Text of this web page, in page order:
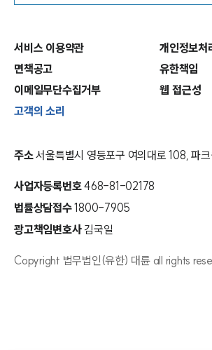
서비스 이용약관
개인정보처
면책공고
유한책임
이메일무단수집거부
웹 접근성
고객의 소리
주소서울특별시 영등포구 여의대로 108, 파
사업자등록번호468-81-02178
법률상담접수1800-7905
광고책임변호사 김국일
Copyright 법무법인(유한) 대륜 all rights